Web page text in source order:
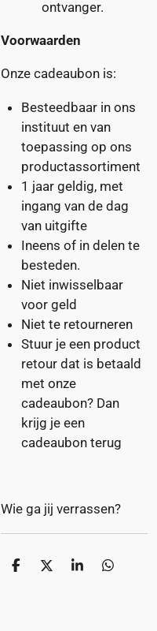
ontvanger.
Voorwaarden
Onze cadeaubon is:
Besteedbaar in ons
instituut en van
toepassing op ons
productassortiment
1 jaar geldig, met
ingang van de dag
van uitgifte
Ineens of in delen te
besteden.
Niet inwisselbaar
voor geld
Niet te retourneren
Stuur je een product
retour dat is betaald
met onze
cadeaubon? Dan
krijg je een
cadeaubon terug
Wie ga jij verrassen?
D
D
S
D